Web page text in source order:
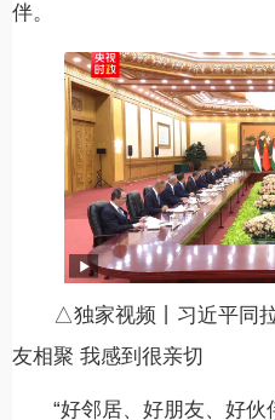
伴。
△独家视频丨习近平同
友相聚 我感到很亲切
“好邻居、好朋友、好伙